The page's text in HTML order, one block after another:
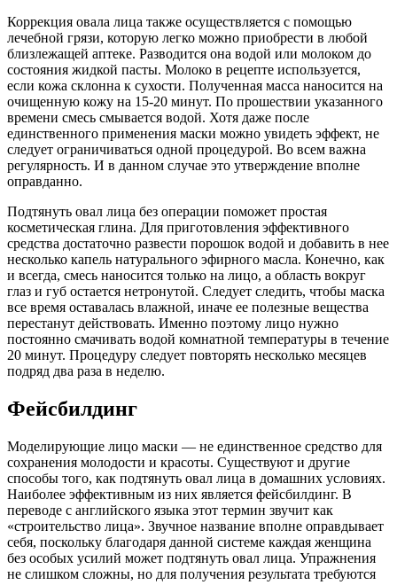
Коррекция овала лица также осуществляется с помощью
лечебной грязи, которую легко можно приобрести в любой
близлежащей аптеке. Разводится она водой или молоком до
состояния жидкой пасты. Молоко в рецепте используется,
если кожа склонна к сухости. Полученная масса наносится на
очищенную кожу на 15-20 минут. По прошествии указанного
времени смесь смывается водой. Хотя даже после
единственного применения маски можно увидеть эффект, не
следует ограничиваться одной процедурой. Во всем важна
регулярность. И в данном случае это утверждение вполне
оправданно.
Подтянуть овал лица без операции поможет простая
косметическая глина. Для приготовления эффективного
средства достаточно развести порошок водой и добавить в нее
несколько капель натурального эфирного масла. Конечно, как
и всегда, смесь наносится только на лицо, а область вокруг
глаз и губ остается нетронутой. Следует следить, чтобы маска
все время оставалась влажной, иначе ее полезные вещества
перестанут действовать. Именно поэтому лицо нужно
постоянно смачивать водой комнатной температуры в течение
20 минут. Процедуру следует повторять несколько месяцев
подряд два раза в неделю.
Фейсбилдинг
Моделирующие лицо маски — не единственное средство для
сохранения молодости и красоты. Существуют и другие
способы того, как подтянуть овал лица в домашних условиях.
Наиболее эффективным из них является фейсбилдинг. В
переводе с английского языка этот термин звучит как
«строительство лица». Звучное название вполне оправдывает
себя, поскольку благодаря данной системе каждая женщина
без особых усилий может подтянуть овал лица. Упражнения
не слишком сложны, но для получения результата требуются